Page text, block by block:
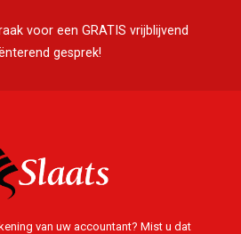
voor een GRATIS vrijblijvend
gesprek!
van uw accountant? Mist u dat